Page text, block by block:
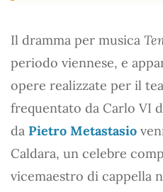
Il dramma per musica
periodo viennese, e
opere realizzate per il
frequentato da Carlo VI
da Pietro Metastasio
Caldara, un celebre
vicemaestro di cappella